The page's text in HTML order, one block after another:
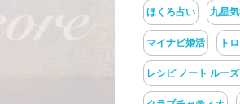
ほくろ占い 九星
マイナビ婚活 ト
レシピ ノート ルー